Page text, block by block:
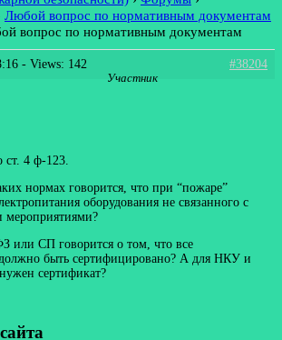
Любой вопрос по нормативным документам
вопрос по нормативным документам
- Views: 142
#38204
Участник
ст. 4 ф-123.
нормах говорится, что при “пожаре”
оборудования не связанного с
или СП говорится о том, что все
быть сертифицировано? А для НКУ и
сертификат?